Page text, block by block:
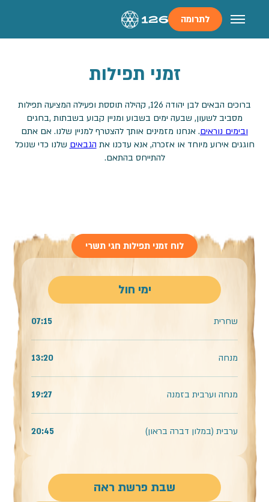
לתרומה
זמני תפילות
ברוכים הבאים לבן יהודה 126, קהילה תוססת ופעילה המציעה תפילות
מסביב לשעון, שבעה ימים בשבוע ומניין קבוע בשבתות ,בחגים
ובימים נוראים. אנחנו מזמינים אותך להצטרף למניין שלנו. אם אתם
חוגגים אירוע מיוחד או אזכרה, אנא עדכנו את הגבאים שלנו כדי שנוכל
להתייחס בהתאם.
לוח זמני תפילות חגי תשרי
ימי חול
שחרית 07:15
מנחה 13:20
מנחה וערבית בזמנה 19:27
ערבית (במלון דברה בראון) 20:45
שבת פרשת ראה